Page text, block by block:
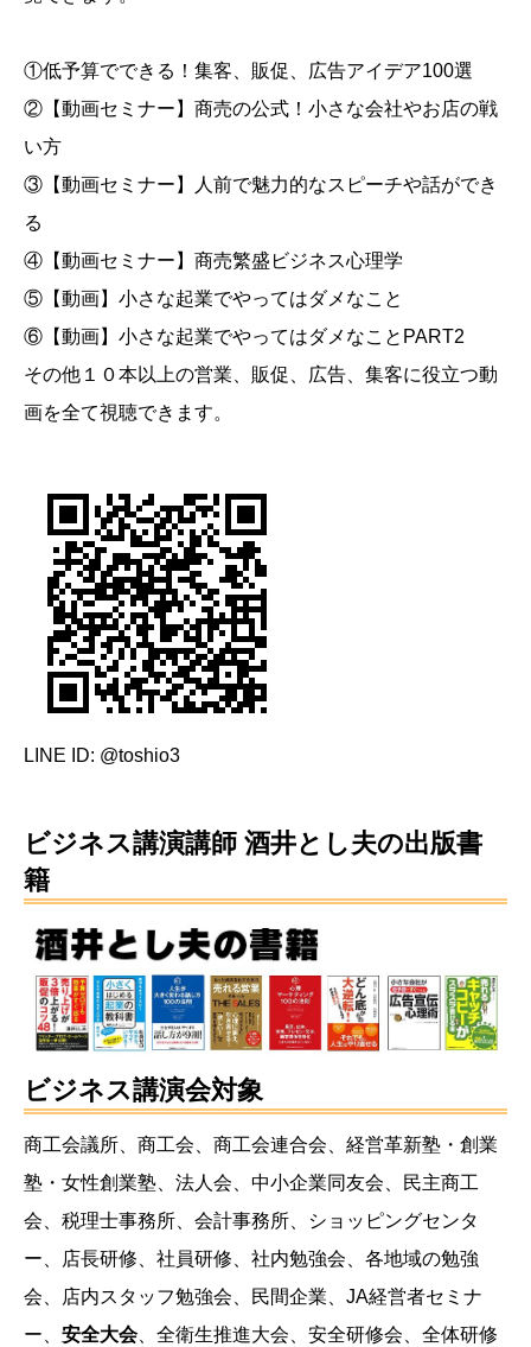
①低予算でできる！集客、販促、広告アイデア100選
②【動画セミナー】商売の公式！小さな会社やお店の戦
い方
③【動画セミナー】人前で魅力的なスピーチや話ができ
る
④【動画セミナー】商売繁盛ビジネス心理学
⑤【動画】小さな起業でやってはダメなこと
⑥【動画】小さな起業でやってはダメなことPART2
その他１０本以上の営業、販促、広告、集客に役立つ動
画を全て視聴できます。
LINE ID: @toshio3
ビジネス講演講師 酒井とし夫の出版書
籍
ビジネス講演会対象
商工会議所、商工会、商工会連合会、経営革新塾・創業
塾・女性創業塾、法人会、中小企業同友会、民主商工
会、税理士事務所、会計事務所、ショッピングセンタ
ー、店長研修、社員研修、社内勉強会、各地域の勉強
会、店内スタッフ勉強会、民間企業、JA経営者セミナ
ー、 安全大会、全衛生推進大会、安全研修会、全体研修